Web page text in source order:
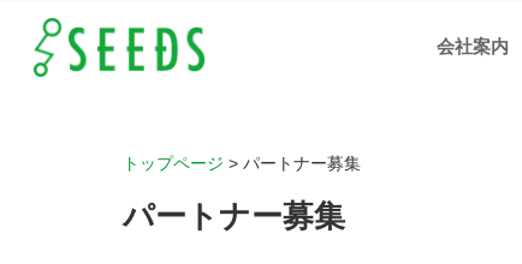
会社案内
トップページ > パートナー募集
パートナー募集